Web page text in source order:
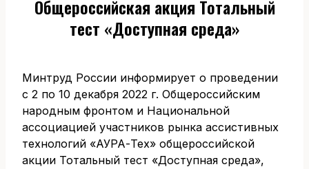
Общероссийская акция Тотальный
тест «Доступная среда»
Минтруд России информирует о проведении
с 2 по 10 декабря 2022 г. Общероссийским
народным фронтом и Национальной
ассоциацией участников рынка ассистивных
технологий «АУРА-Тех» общероссийской
акции Тотальный тест «Доступная среда»,